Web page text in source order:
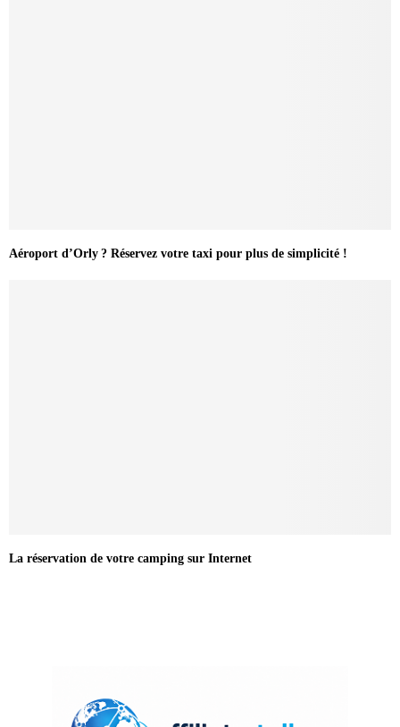
Aéroport d’Orly ? Réservez votre taxi pour plus de simplicité !
La réservation de votre camping sur Internet